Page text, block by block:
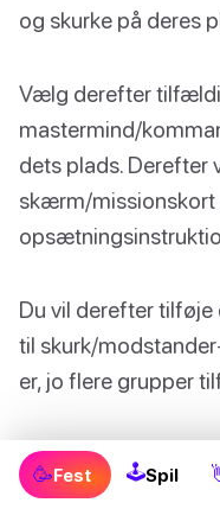
og skurke på deres
Vælg derefter
mastermind/
dets plads.
skærm/
Du vil derefter
til skurk/
er, jo flere grupper
Til sidst trækker
kort og placerer
🥳Fest 🕹Spil